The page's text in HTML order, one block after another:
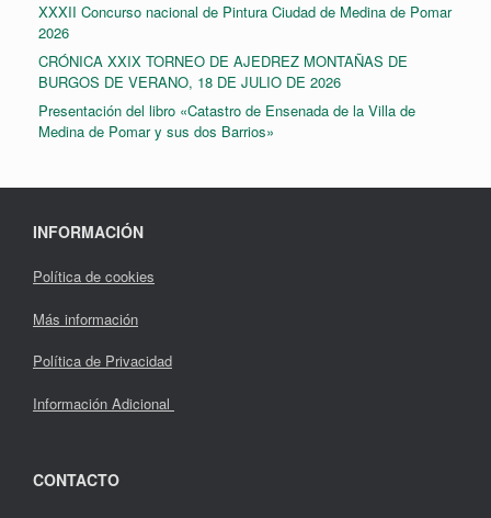
XXXII Concurso nacional de Pintura Ciudad de Medina de Pomar
2026
CRÓNICA XXIX TORNEO DE AJEDREZ MONTAÑAS DE
BURGOS DE VERANO, 18 DE JULIO DE 2026
Presentación del libro «Catastro de Ensenada de la Villa de
Medina de Pomar y sus dos Barrios»
INFORMACIÓN
Política de cookies
Más información
Política de Privacidad
Información Adicional
CONTACTO